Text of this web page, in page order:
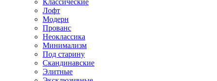
Классические
Лофт
Модерн
Прованс
Неоклассика
Минимализм
Под старину
Скандинавские
Элитные